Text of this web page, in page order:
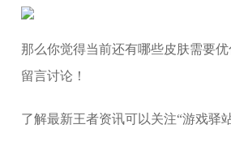
那么你觉得当前还有哪些皮肤需要
留言讨论！
了解最新王者资讯可以关注“游戏驿